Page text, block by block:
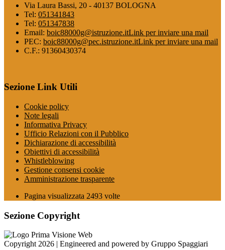
Via Laura Bassi, 20 - 40137 BOLOGNA
Tel: 051341843
Tel: 051347838
Email: boic88000g@istruzione.itLink per inviare una mail
PEC: boic88000g@pec.istruzione.itLink per inviare una mail
C.F.: 91360430374
Sezione Link Utili
Cookie policy
Note legali
Informativa Privacy
Ufficio Relazioni con il Pubblico
Dichiarazione di accessibilità
Obiettivi di accessibilità
Whistleblowing
Gestione consensi cookie
Amministrazione trasparente
Pagina visualizzata 2493 volte
Sezione Copyright
Copyright 2026 | Engineered and powered by Gruppo Spaggiari